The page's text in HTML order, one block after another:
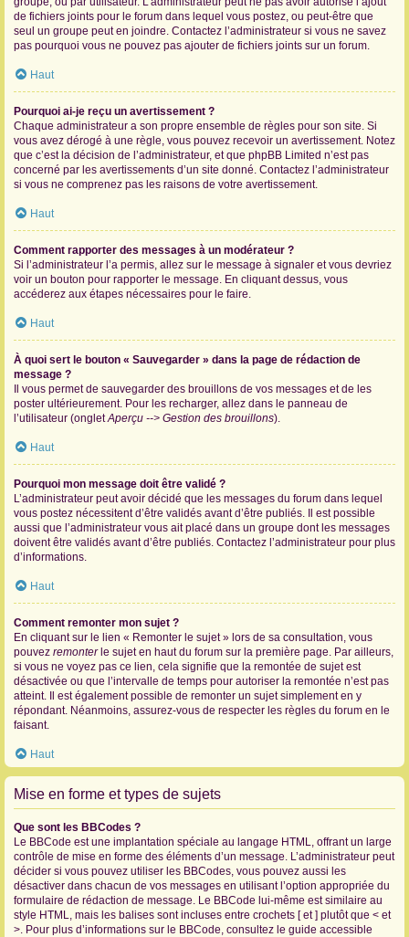
de fichiers joints pour le forum dans lequel vous postez, ou peut-être que
seul un groupe peut en joindre. Contactez l’administrateur si vous ne savez
pas pourquoi vous ne pouvez pas ajouter de fichiers joints sur un forum.
Haut
Pourquoi ai-je reçu un avertissement ?
Chaque administrateur a son propre ensemble de règles pour son site. Si
vous avez dérogé à une règle, vous pouvez recevoir un avertissement. Notez
que c’est la décision de l’administrateur, et que phpBB Limited n’est pas
concerné par les avertissements d’un site donné. Contactez l’administrateur
si vous ne comprenez pas les raisons de votre avertissement.
Haut
Comment rapporter des messages à un modérateur ?
Si l’administrateur l’a permis, allez sur le message à signaler et vous devriez
voir un bouton pour rapporter le message. En cliquant dessus, vous
accéderez aux étapes nécessaires pour le faire.
Haut
À quoi sert le bouton « Sauvegarder » dans la page de rédaction de
message ?
Il vous permet de sauvegarder des brouillons de vos messages et de les
poster ultérieurement. Pour les recharger, allez dans le panneau de
l’utilisateur (ongletAperçu --> Gestion des brouillons).
Haut
Pourquoi mon message doit être validé ?
L’administrateur peut avoir décidé que les messages du forum dans lequel
vous postez nécessitent d’être validés avant d’être publiés. Il est possible
aussi que l’administrateur vous ait placé dans un groupe dont les messages
doivent être validés avant d’être publiés. Contactez l’administrateur pour plus
d’informations.
Haut
Comment remonter mon sujet ?
En cliquant sur le lien « Remonter le sujet » lors de sa consultation, vous
pouvez remonterle sujet en haut du forum sur la première page. Par ailleurs,
si vous ne voyez pas ce lien, cela signifie que la remontée de sujet est
désactivée ou que l’intervalle de temps pour autoriser la remontée n’est pas
atteint. Il est également possible de remonter un sujet simplement en y
répondant. Néanmoins, assurez-vous de respecter les règles du forum en le
faisant.
Haut
Mise en forme et types de sujets
Que sont les BBCodes ?
Le BBCode est une implantation spéciale au langage HTML, offrant un large
contrôle de mise en forme des éléments d’un message. L’administrateur peut
décider si vous pouvez utiliser les BBCodes, vous pouvez aussi les
désactiver dans chacun de vos messages en utilisant l’option appropriée du
formulaire de rédaction de message. Le BBCode lui-même est similaire au
style HTML, mais les balises sont incluses entre crochets [ et ] plutôt que < et
>. Pour plus d’informations sur le BBCode, consultez le guide accessible